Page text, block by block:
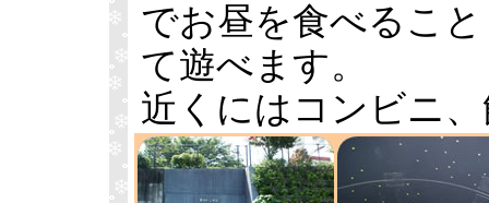
でお昼を食べるこ
て遊べます。
近くにはコンビニ